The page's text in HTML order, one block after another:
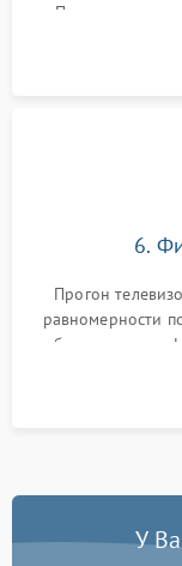
Подключение
Сброс настроек
6.
Прогон
равномерности
работы
в рабочем
У